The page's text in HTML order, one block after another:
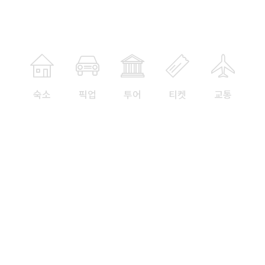
숙소 픽업 투어 티켓 교통